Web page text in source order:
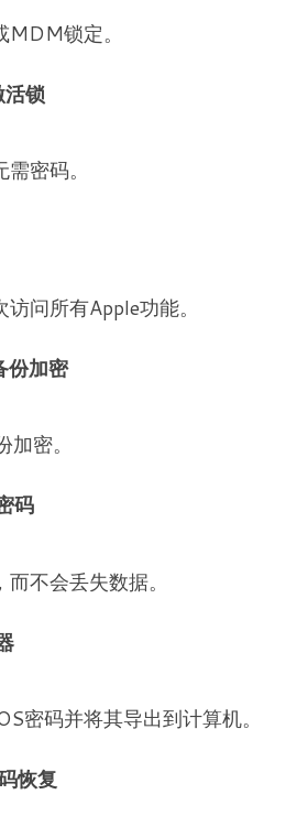
锁定。
锁
密码。
问所有Apple功能。
份加密
密。
码
不会丢失数据。
密码并将其导出到计算机。
恢复